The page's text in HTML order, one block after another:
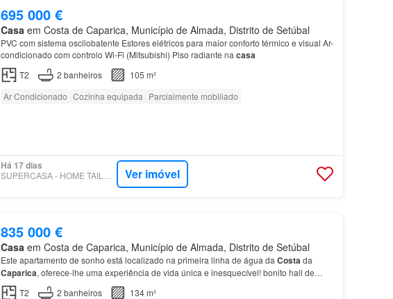
695 000 €
Casa em Costa de Caparica, Município de Almada, Distrito de Setúbal
PVC com sistema oscilobatente Estores elétricos para maior conforto térmico e visual Ar-
condicionado com controlo Wi-Fi (Mitsubishi) Piso radiante na casa
T2 2 banheiros
105 m²
Ar Condicionado Cozinha equipada Parcialmente mobiliado
Há 17 dias
Ver imóvel
835 000 €
Casa em Costa de Caparica, Município de Almada, Distrito de Setúbal
Este apartamento de sonho está localizado na primeira linha de água da Costada
Caparica, oferece-lhe uma experiência de vida única e inesquecível! bonito hall de
entrada, cozinha totalmente equipada com equipamentos da AEG,…
T2 2 banheiros
134 m²